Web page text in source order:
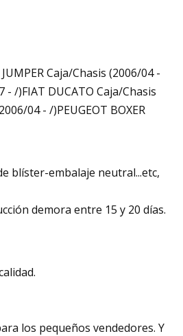
Caja/Chasis (2006/04 -
/)FIAT DUCATO Caja/Chasis
04 - /)PEUGEOT BOXER
blíster-embalaje neutral...etc,
demora entre 15 y 20 días.
los pequeños vendedores. Y